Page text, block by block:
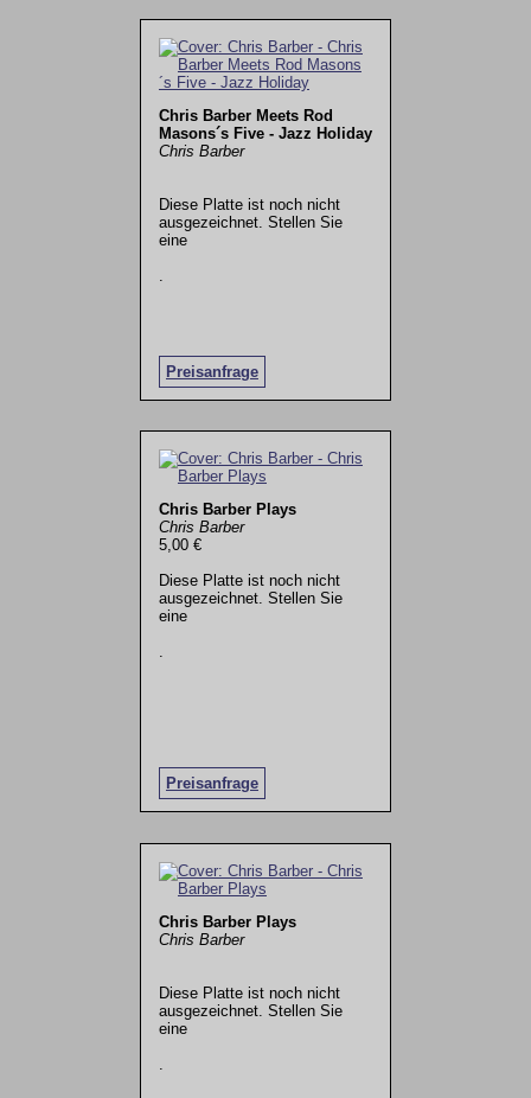
Chris Barber Meets Rod
Masons´s Five - Jazz Holiday
Chris Barber
Diese Platte ist noch nicht
ausgezeichnet. Stellen Sie
eine
Preisanfrage
Chris Barber Plays
Chris Barber
5,00 €
Diese Platte ist noch nicht
ausgezeichnet. Stellen Sie
eine
Preisanfrage
.
Chris Barber Plays
Chris Barber
Diese Platte ist noch nicht
ausgezeichnet. Stellen Sie
eine